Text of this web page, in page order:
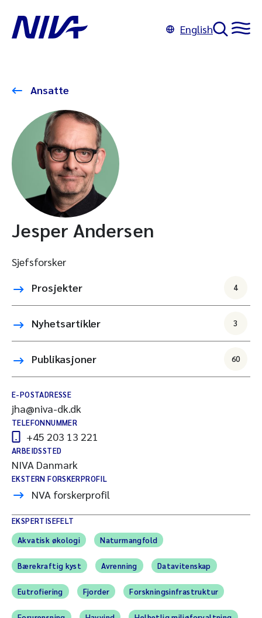
English
Ansatte
Jesper Andersen
Sjefsforsker
Prosjekter
4
Nyhetsartikler 3
Publikasjoner 60
E-POSTADRESSE
jha@niva-dk.dk
TELEFONNUMMER
+45 203 13 221
ARBEIDSSTED
NIVA Danmark
EKSTERN FORSKERPROFIL
NVA forskerprofil
EKSPERTISEFELT
Akvatisk økologi
Naturmangfold
Bærekraftig kyst Avrenning Datavitenskap
Eutrofiering Fjorder Forskningsinfrastruktur